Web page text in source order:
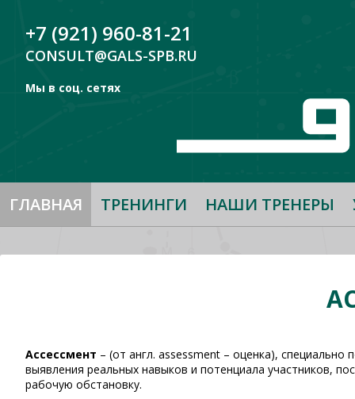
+7 (921) 960-81-21
CONSULT@GALS-SPB.RU
Мы в соц. сетях
ГЛАВНАЯ ТРЕНИНГИ НАШИ ТРЕНЕРЫ
Ассессмент – (от англ. assessment – оценка),
выявления реальных навыков и потенциала участников,
рабочую обстановку.